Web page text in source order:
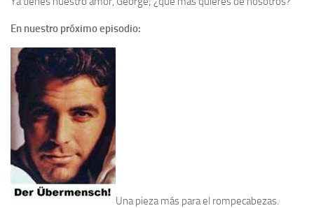
En nuestro próximo episodio:
Una pieza más para el rompecabezas.